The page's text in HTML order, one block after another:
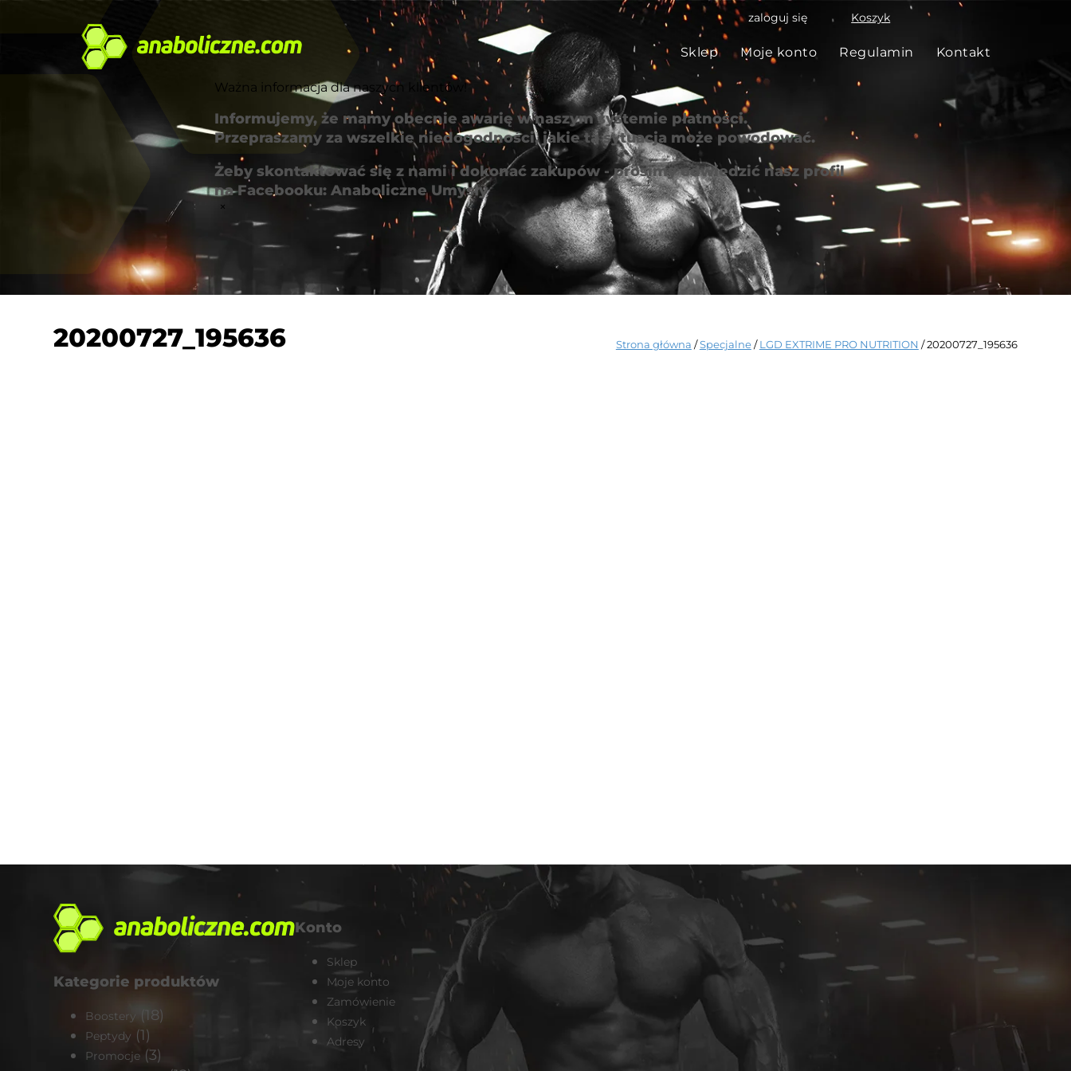
Koszyk
zaloguj się
Sklep Moje konto Regulamin Kontakt
Strona główna /Specjalne/LGD EXTRIME PRO NUTRITION / 20200727_195636
20200727_195636
Kategorie produktów
Boostery (18)
Peptydy (1)
Promocje (3)
Konto
Sklep
Moje konto
Zamówienie
Koszyk
Adresy
Ważna informacja dla naszych klientów!
Informujemy, że mamy obecnie awarię w naszym systemie płatności.
Przepraszamy za wszelkie niedogodności, jakie ta sytuacja może powodować.
Żeby skontaktować się z nami i dokonać zakupów - prosimy odwiedzić nasz profil
na Facebooku: Anaboliczne Umysły
×